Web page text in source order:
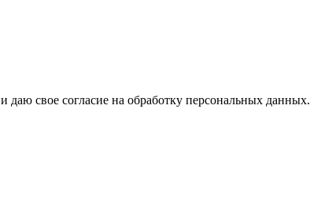
и даю свое согласие на обработку персональных данных.